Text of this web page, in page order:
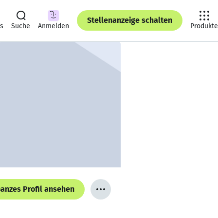
Suche Anmelden
Stellenanzeige schalten
Produkte
Profil ansehen